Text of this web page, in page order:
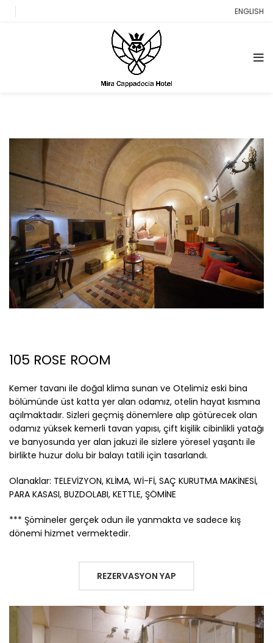
ENGLISH
105 ROSE ROOM
Kemer tavanı ile doğal klima sunan ve Otelimiz eski bina
bölümünde üst katta yer alan odamız, otelin hayat kısmına
açılmaktadır. Sizleri geçmiş dönemlere alıp götürecek olan
odamız yüksek kemerli tavan yapısı, çift kişilik cibinlikli yatağı
ve banyosunda yer alan jakuzi ile sizlere yöresel yaşantı ile
birlikte huzur dolu bir balayı tatili için tasarlandı.
Olanaklar: TELEVİZYON, KLİMA, Wİ-Fİ, SAÇ KURUTMA MAKİNESİ,
PARA KASASI, BUZDOLABI, KETTLE, ŞÖMİNE
*** Şömineler gerçek odun ile yanmakta ve sadece kış
dönemi hizmet vermektedir.
REZERVASYON YAP